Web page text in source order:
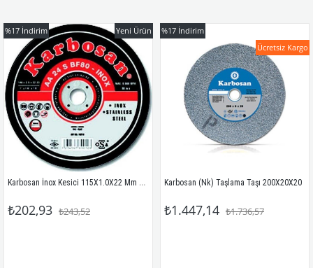
Karbosan İnox Kesici 115X1.0X22 Mm Elektrikli Güç Kaynağı ile Paslanmaz Malzeme
₺202,93 ₺243,52
%17 İndirim Yeni Ürün
Karbosan (Nk) Taşlama Taşı 200X20X20
₺1.447,14 ₺1.736,57
%17 İndirim
Ücretsiz Kargo